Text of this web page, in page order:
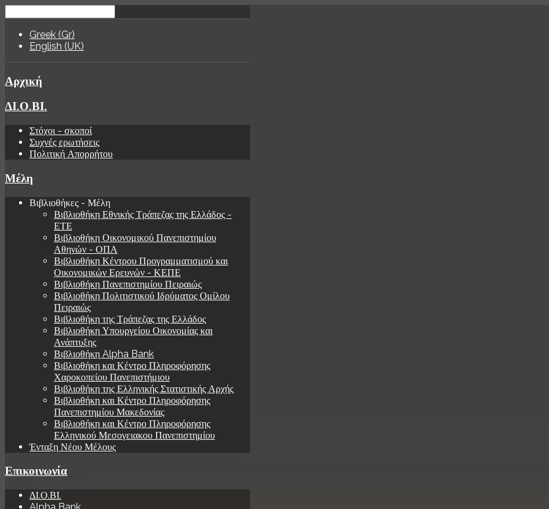
Greek (Gr)
English (UK)
Αρχική
ΔΙ.Ο.ΒΙ.
Στόχοι - σκοποί
Συχνές ερωτήσεις
Πολιτική Απορρήτου
Μέλη
Βιβλιοθήκες - Μέλη
Βιβλιοθήκη Εθνικής Τράπεζας της Ελλάδος -
ΕΤΕ
Βιβλιοθήκη Οικονομικού Πανεπιστημίου
Αθηνών - ΟΠΑ
Βιβλιοθήκη Κέντρου Προγραμματισμού και
Οικονομικών Ερευνών - ΚΕΠΕ
Βιβλιοθήκη Πανεπιστημίου Πειραιώς
Βιβλιοθήκη Πολιτιστικού Ιδρύματος Ομίλου
Πειραιώς
Βιβλιοθήκη της Τράπεζας της Ελλάδος
Βιβλιοθήκη Υπουργείου Οικονομίας και
Ανάπτυξης
Βιβλιοθήκη Alpha Bank
Βιβλιοθήκη και Κέντρο Πληροφόρησης
Χαροκοπείου Πανεπιστήμιου
Βιβλιοθήκη της Ελληνικής Στατιστικής Αρχής
Βιβλιοθήκη και Κέντρο Πληροφόρησης
Πανεπιστημίου Μακεδονίας
Βιβλιοθήκη και Κέντρο Πληροφόρησης
Ελληνικού Μεσογειακου Πανεπιστημίου
Ένταξη Νέου Μέλους
Επικοινωνία
ΔΙ.Ο.ΒΙ.